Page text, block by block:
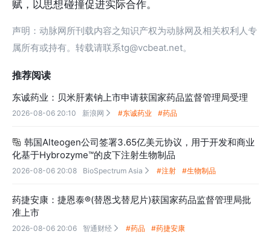
赋，以思想碰撞促进实际合作。
声明：动脉网所刊载内容之知识产权为动脉网及相关权利人专
属所有或持有。转载请联系tg@vcbeat.net。
推荐阅读
东诚药业：贝米肝素钠上市申请获国家药品监督管理局受理
2026-08-06 20:10 新浪网  #东诚药业 #药品
 韩国Alteogen公司签署3.65亿美元协议，用于开发和商业
化基于Hybrozyme™的皮下注射生物制品
2026-08-06 20:08 BioSpectrum Asia  #注射 #生物制品
药捷安康：捷恩泰®(替恩戈替尼片)获国家药品监督管理局批
准上市
2026-08-06 20:06 智通财经  #药品 #药捷安康